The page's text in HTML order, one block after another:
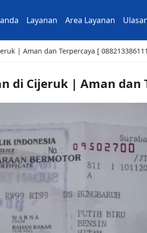
Layanan Area Layanan
| Aman dan Terpercaya [
di Cijeruk | Aman dan